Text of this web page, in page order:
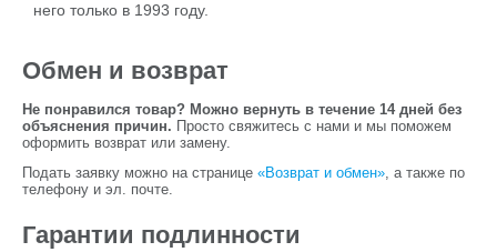
него только в 1993 году.
Обмен и возврат
Не понравился товар? Можно вернуть в течение 14 дней без
объяснения причин. Просто свяжитесь с нами и мы поможем
оформить возврат или замену.
Подать заявку можно на странице «Возврат и обмен», а также по
телефону и эл. почте.
Гарантии подлинности